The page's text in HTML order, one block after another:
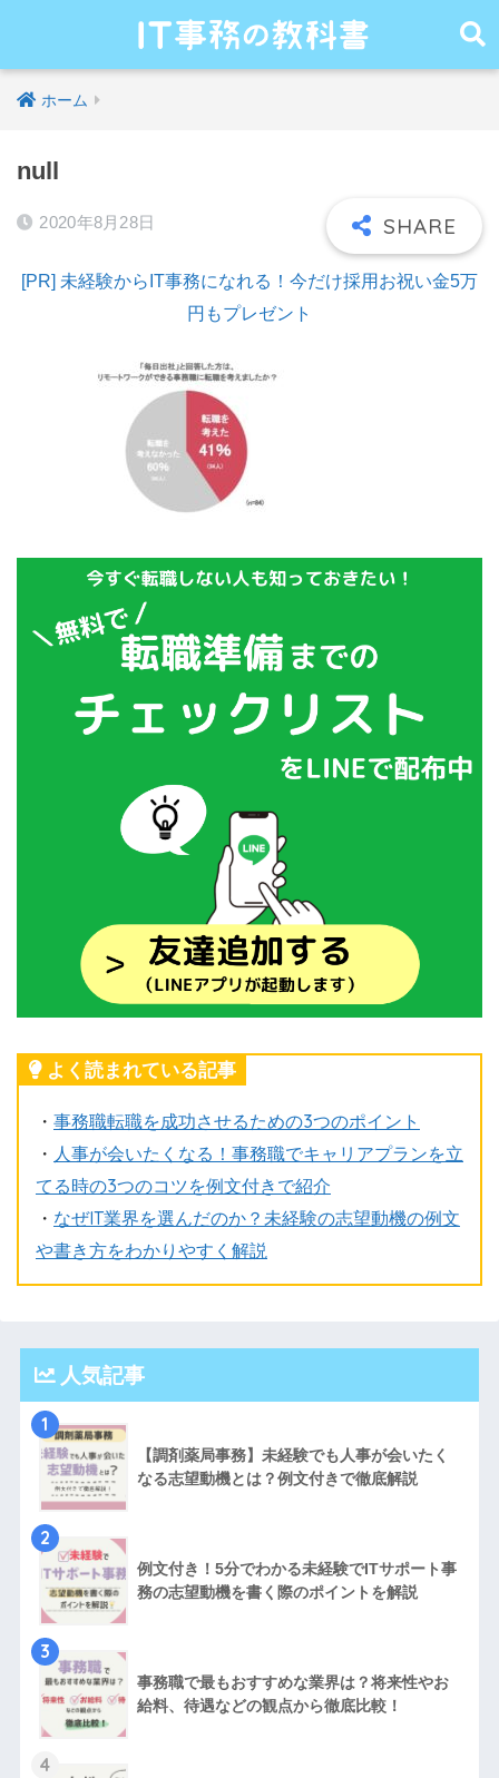
ホーム
null
2020年8月28日
[PR] 未経験からIT事務になれる！今だけ採用お祝い金5万
円もプレゼント
よく読まれている記事
・ 事務職転職を成功させるための3つのポイント
・ 人事が会いたくなる！事務職でキャリアプランを立
てる時の3つのコツを例文付きで紹介
・ なぜIT業界を選んだのか？未経験の志望動機の例文
や書き方をわかりやすく解説
人気記事
1
【調剤薬局事務】未経験でも人事が会いたく
なる志望動機とは？例文付きで徹底解説
2
例文付き！5分でわかる未経験でITサポート事
務の志望動機を書く際のポイントを解説
3
事務職で最もおすすめな業界は？将来性やお
給料、待遇などの観点から徹底比較！
4